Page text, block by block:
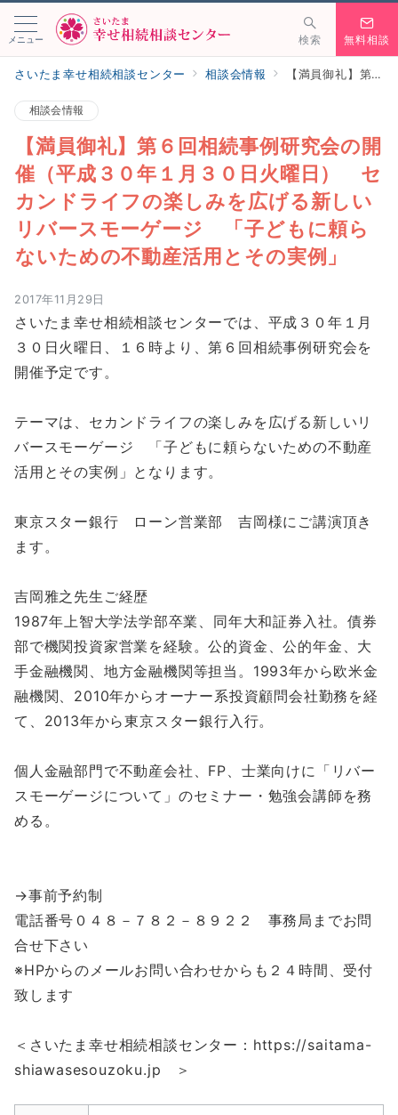
メニュー 検索 無料相談
さいたま幸せ相続相談センター 相談会情報 【満員御礼】第６回相続事例研究会の開催（平成３０年１月３０日火曜日） セカンドライフの楽しみを広げる新しいリバースモーゲージ 「子どもに頼らないための不動産活用とその実例」
相談会情報
【満員御礼】第６回相続事例研究会の開
催（平成３０年１月３０日火曜日） セ
カンドライフの楽しみを広げる新しい
リバースモーゲージ 「子どもに頼ら
ないための不動産活用とその実例」
2017年11月29日
さいたま幸せ相続相談センターでは、平成３０年１月
３０日火曜日、１６時より、第６回相続事例研究会を
開催予定です。
テーマは、セカンドライフの楽しみを広げる新しいリ
バースモーゲージ 「子どもに頼らないための不動産
活用とその実例」となります。
東京スター銀行 ローン営業部 吉岡様にご講演頂き
ます。
吉岡雅之先生ご経歴
1987年上智大学法学部卒業、同年大和証券入社。債券
部で機関投資家営業を経験。公的資金、公的年金、大
手金融機関、地方金融機関等担当。1993年から欧米金
融機関、2010年からオーナー系投資顧問会社勤務を経
て、2013年から東京スター銀行入行。
個人金融部門で不動産会社、FP、士業向けに「リバー
スモーゲージについて」のセミナー・勉強会講師を務
める。
→事前予約制
電話番号０４８－７８２－８９２２ 事務局までお問
合せ下さい
※HPからのメールお問い合わせからも２４時間、受付
致します
＜さいたま幸せ相続相談センター：https://saitama-
shiawasesouzoku.jp ＞